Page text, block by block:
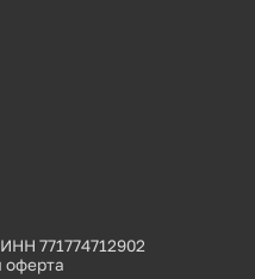
771774712902
оферта